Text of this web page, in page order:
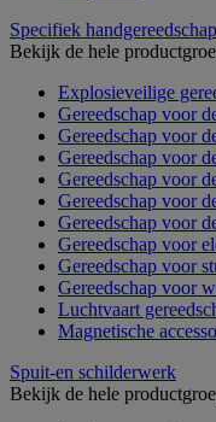
Specifiek handgereedschap
Bekijk de hele
Explosieveilige
Gereedschap voor
Gereedschap voor
Gereedschap voor
Gereedschap voor
Gereedschap voor
Gereedschap voor
Gereedschap voor
Gereedschap voor
Gereedschap voor
Luchtvaart
Magnetische
Spuit-en schilderwerk
Bekijk de hele